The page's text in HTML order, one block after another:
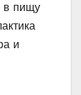
в пищу
и